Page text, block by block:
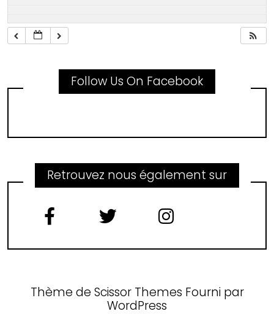
Follow Us On Facebook
Retrouvez nous également sur
Thème de Scissor Themes Fourni par
WordPress